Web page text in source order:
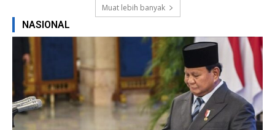
Muat lebih banyak
NASIONAL